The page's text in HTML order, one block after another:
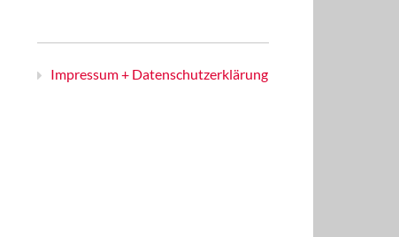
Impressum + Datenschutzerklärung